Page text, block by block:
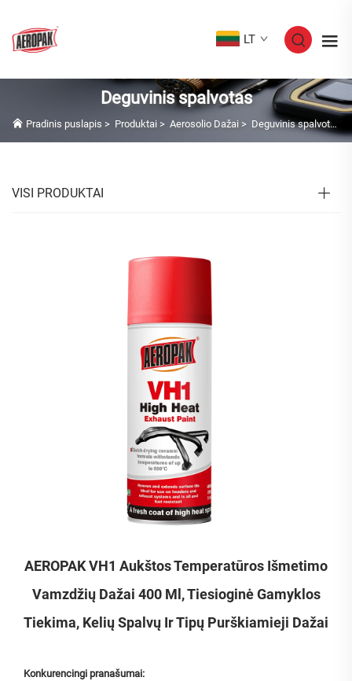
LT
Deguvinis spalvotas
Pradinis puslapis > Produktai > Aerosolio Dažai > Deguvinis spalvotas
VISI PRODUKTAI
AEROPAK VH1 Aukštos Temperatūros Išmetimo
Vamzdžių Dažai 400 Ml, Tiesioginė Gamyklos
Tiekima, Kelių Spalvų Ir Tipų Purškiamieji Dažai
Konkurencingi pranašumai: